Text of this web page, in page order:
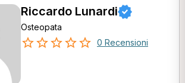
Riccardo Lunardi
Osteopata
0 Recensioni